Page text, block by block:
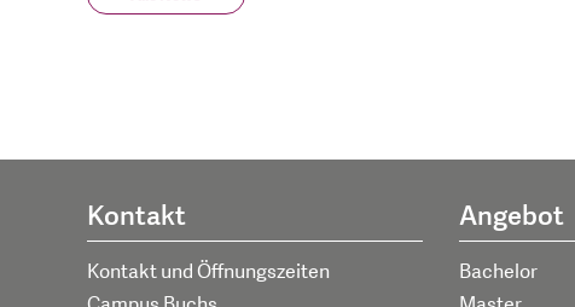
Kontakt
Kontakt und Öffnungszeiten
Angebot
Bachelor